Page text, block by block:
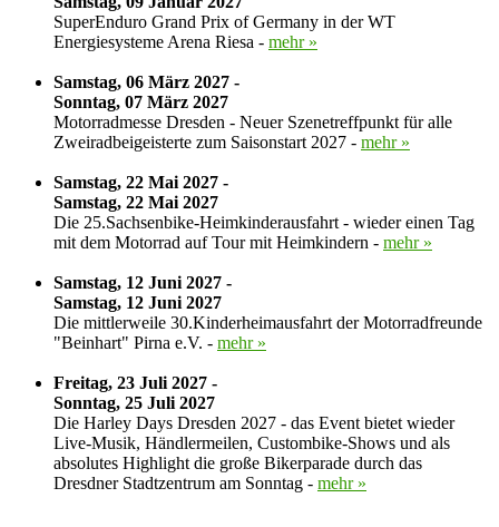
SuperEnduro Grand Prix of Germany in der WT
Energiesysteme Arena Riesa - mehr »
Samstag, 06 März 2027 -
Sonntag, 07 März 2027
Motorradmesse Dresden - Neuer Szenetreffpunkt für alle
Zweiradbeigeisterte zum Saisonstart 2027 - mehr »
Samstag, 22 Mai 2027 -
Samstag, 22 Mai 2027
Die 25.Sachsenbike-Heimkinderausfahrt - wieder einen Tag
mit dem Motorrad auf Tour mit Heimkindern - mehr »
Samstag, 12 Juni 2027 -
Samstag, 12 Juni 2027
Die mittlerweile 30.Kinderheimausfahrt der Motorradfreunde
"Beinhart" Pirna e.V. - mehr »
Freitag, 23 Juli 2027 -
Sonntag, 25 Juli 2027
Die Harley Days Dresden 2027 - das Event bietet wieder
Live-Musik, Händlermeilen, Custombike-Shows und als
absolutes Highlight die große Bikerparade durch das
Dresdner Stadtzentrum am Sonntag - mehr »